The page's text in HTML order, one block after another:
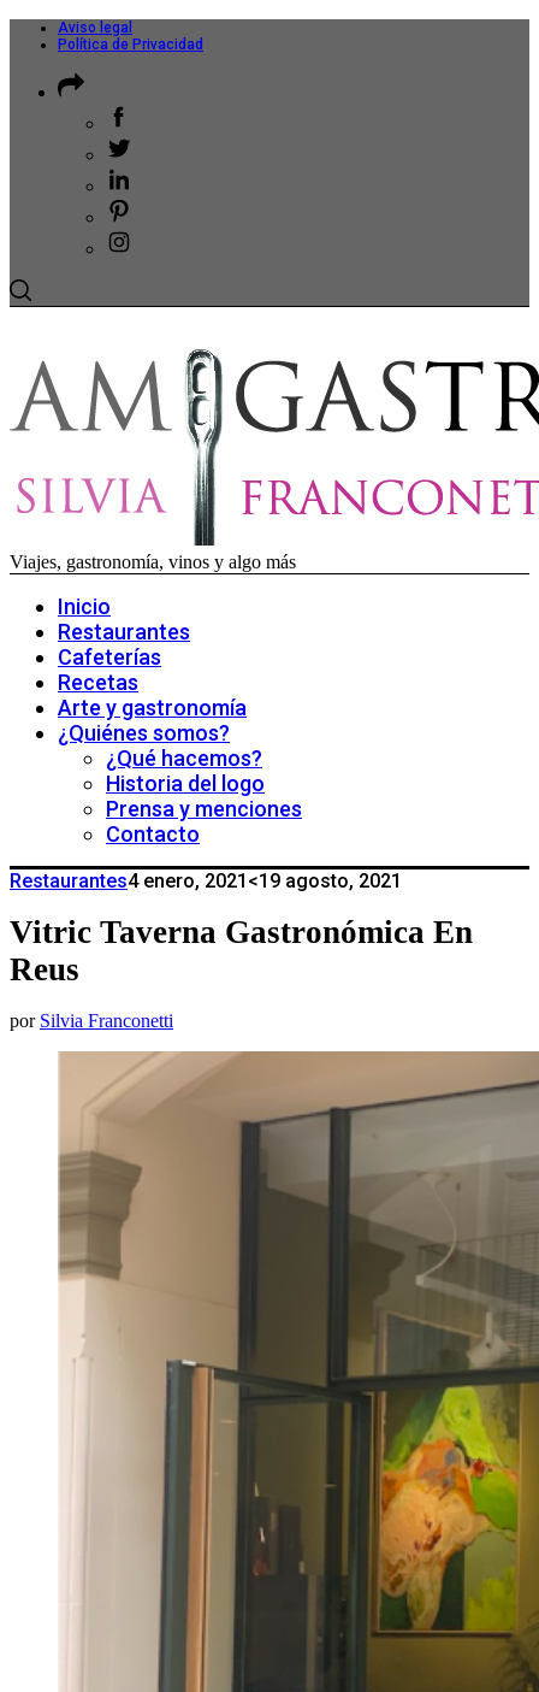
Aviso legal
Política de Privacidad
Viajes, gastronomía, vinos y algo más
Inicio
Restaurantes
Cafeterías
Recetas
Arte y gastronomía
¿Quiénes somos?
¿Qué hacemos?
Historia del logo
Prensa y menciones
Contacto
Restaurantes4 enero, 2021 <19 agosto, 2021
Vitric Taverna Gastronómica En
Reus
por Silvia Franconetti